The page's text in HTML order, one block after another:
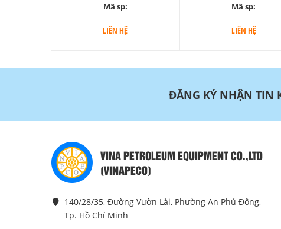
Mã sp:
LIÊN HỆ
Mã sp:
LIÊN HỆ
ĐĂNG KÝ NHẬN TIN
VINA PETROLEUM EQUIPMENT CO.,LTD
(VINAPECO)
140/28/35, Đường Vườn Lài, Phường An Phú Đông,
Tp. Hồ Chí Minh